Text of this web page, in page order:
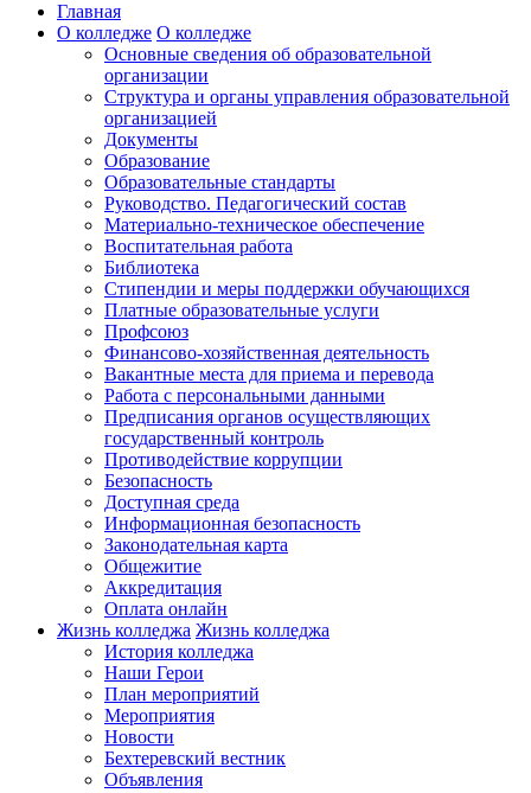
Главная
О колледже О колледже
Основные сведения об образовательной
организации
Структура и органы управления образовательной
организацией
Документы
Образование
Образовательные стандарты
Руководство. Педагогический состав
Материально-техническое обеспечение
Воспитательная работа
Библиотека
Стипендии и меры поддержки обучающихся
Платные образовательные услуги
Профсоюз
Финансово-хозяйственная деятельность
Вакантные места для приема и перевода
Работа с персональными данными
Предписания органов осуществляющих
государственный контроль
Противодействие коррупции
Безопасность
Доступная среда
Информационная безопасность
Законодательная карта
Общежитие
Аккредитация
Оплата онлайн
Жизнь колледжа Жизнь колледжа
История колледжа
Наши Герои
План мероприятий
Мероприятия
Новости
Бехтеревский вестник
Объявления